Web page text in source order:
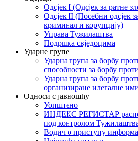
Одсјек I (Одсјек за ратне
Одсјек II (Посебни одсјек
криминал и корупцију)
Управа Тужилаштва
Подршка свједоцима
Ударне групе
Ударна група за борбу
способности за борбу
Ударна група за борбу
организиране илегалне
Односи с јавношћу
Уопштено
ИНДЕКС РЕГИСТАР
под контролом
Водич о приступу